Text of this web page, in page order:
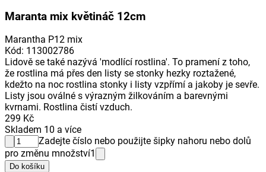
Maranta mix květináč 12cm
Marantha P12 mix
Kód: 113002786
Lidově se také nazývá 'modlící rostlina'. To pramení z toho,
že rostlina má přes den listy se stonky hezky roztažené,
kdežto na noc rostlina stonky i listy vzpřímí a jakoby je sevře.
Listy jsou oválné s výrazným žilkováním a barevnými
kvrnami. Rostlina čistí vzduch.
299 Kč
Skladem 10 a více
Zadejte číslo nebo použijte šipky nahoru nebo dolů
pro změnu množství1
Do košíku